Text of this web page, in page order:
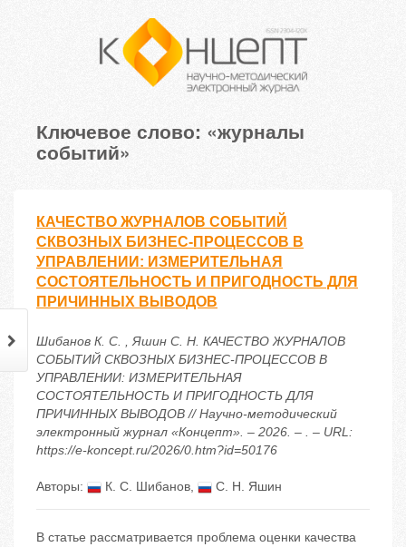
Ключевое слово: «журналы
событий»
КАЧЕСТВО ЖУРНАЛОВ СОБЫТИЙ
СКВОЗНЫХ БИЗНЕС-ПРОЦЕССОВ В
УПРАВЛЕНИИ: ИЗМЕРИТЕЛЬНАЯ
СОСТОЯТЕЛЬНОСТЬ И ПРИГОДНОСТЬ ДЛЯ
ПРИЧИННЫХ ВЫВОДОВ
Шибанов К. С. , Яшин С. Н. КАЧЕСТВО ЖУРНАЛОВ
СОБЫТИЙ СКВОЗНЫХ БИЗНЕС-ПРОЦЕССОВ В
УПРАВЛЕНИИ: ИЗМЕРИТЕЛЬНАЯ
СОСТОЯТЕЛЬНОСТЬ И ПРИГОДНОСТЬ ДЛЯ
ПРИЧИННЫХ ВЫВОДОВ // Научно-методический
электронный журнал «Концепт». – 2026. – . – URL:
https://e-koncept.ru/2026/0.htm?id=50176
Авторы: К. С. Шибанов, С. Н. Яшин
В статье рассматривается проблема оценки качества